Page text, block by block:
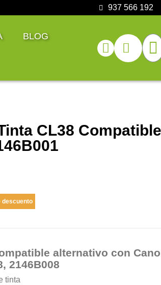
937 566 192
BLOG
CL38 Compatible
descuento
alternativo con
2146B008
tinta